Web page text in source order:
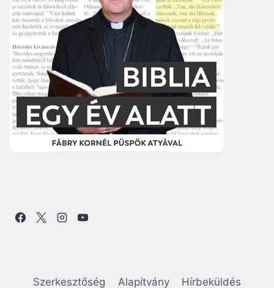
Szerkesztőség Alapítvány Hírbeküldés